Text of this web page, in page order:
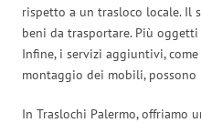
rispetto a un trasloco locale. Il
beni da trasportare. Più
Infine, i servizi aggiuntivi,
montaggio dei mobili,
In Traslochi Palermo, offriamo